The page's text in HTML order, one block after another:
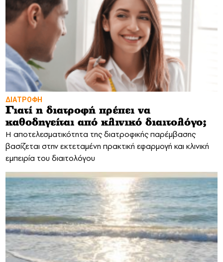
ΔΙΑΤΡΟΦΗ
Γιατί η διατροφή πρέπει να
καθοδηγείται από κλινικό διαιτολόγο;
Η αποτελεσματικότητα της διατροφικής παρέμβασης
βασίζεται στην εκτεταμένη πρακτική εφαρμογή και κλινική
εμπειρία του διαιτολόγου